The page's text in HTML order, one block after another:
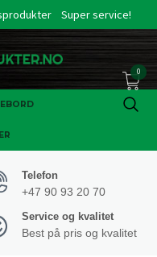
Super service!
0
Telefon
+47 90 93 20 70
Service og kvalitet
Best på pris og kvalitet